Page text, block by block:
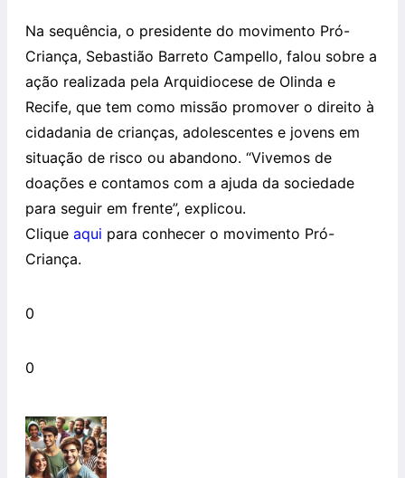
Na sequência, o presidente do movimento Pró-
Criança, Sebastião Barreto Campello, falou sobre a
ação realizada pela Arquidiocese de Olinda e
Recife, que tem como missão promover o direito à
cidadania de crianças, adolescentes e jovens em
situação de risco ou abandono. “Vivemos de
doações e contamos com a ajuda da sociedade
para seguir em frente”, explicou.
Clique aqui para conhecer o movimento Pró-
Criança.
0
0